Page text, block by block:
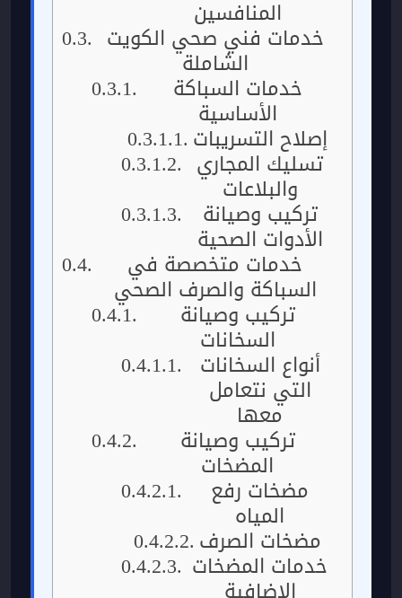
المنافسين
خدمات فني صحي الكويت
الشاملة
خدمات السباكة
الأساسية
إصلاح التسريبات
تسليك المجاري
والبلاعات
تركيب وصيانة
الأدوات الصحية
خدمات متخصصة في
السباكة والصرف الصحي
تركيب وصيانة
السخانات
أنواع السخانات
التي نتعامل
معها
تركيب وصيانة
المضخات
مضخات رفع
المياه
مضخات الصرف
خدمات المضخات